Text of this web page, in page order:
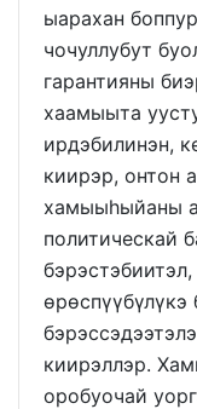
ыарахан
чочуллубут
гарантияны
хаамыыта
ирдэбилинэн,
киирэр, онтон
хамыыһыйаны
политическай
киирэллэр.
оробуочай